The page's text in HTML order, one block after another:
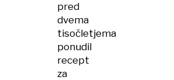
pred
dvema
tisočletjema
ponudil
recept
za